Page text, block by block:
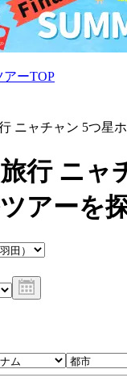
ーTOP
ニャチャン 5つ星
行 ニャ
アーを